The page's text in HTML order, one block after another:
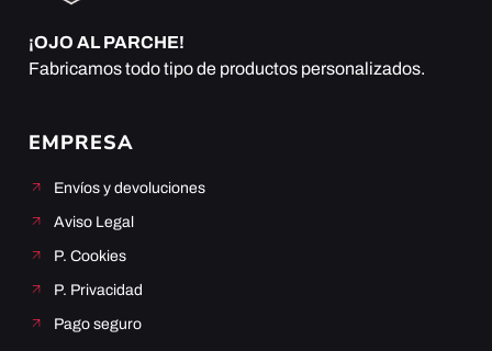
¡OJO AL PARCHE!
Fabricamos todo tipo de productos personalizados.
EMPRESA
Envíos y devoluciones
Aviso Legal
P. Cookies
P. Privacidad
Pago seguro